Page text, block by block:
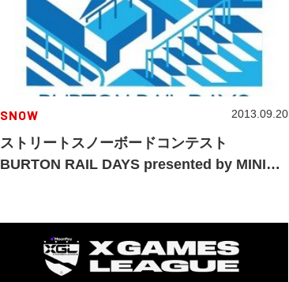
SNOW
ストリートスノーボードコンテスト
BURTON RAIL DAYS presented by MINI開
2013.09.20